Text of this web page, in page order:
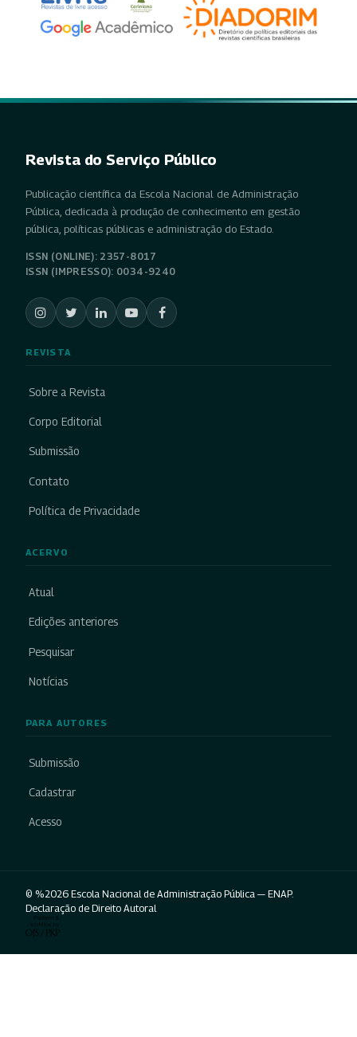
Revista do Serviço Público
Publicação científica da Escola Nacional de Administração
Pública, dedicada à produção de conhecimento em gestão
pública, políticas públicas e administração do Estado.
ISSN (ONLINE): 2357-8017
ISSN (IMPRESSO): 0034-9240
REVISTA
Sobre a Revista
Corpo Editorial
Submissão
Contato
Política de Privacidade
ACERVO
Atual
Edições anteriores
Pesquisar
Notícias
PARA AUTORES
Submissão
Cadastrar
Acesso
© %2026 Escola Nacional de Administração Pública — ENAP.
Declaração de Direito Autoral